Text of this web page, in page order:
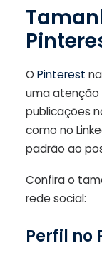
O Pinterest
uma atenção
publicações
como no
padrão ao
Confira o
rede social:
Perfil no